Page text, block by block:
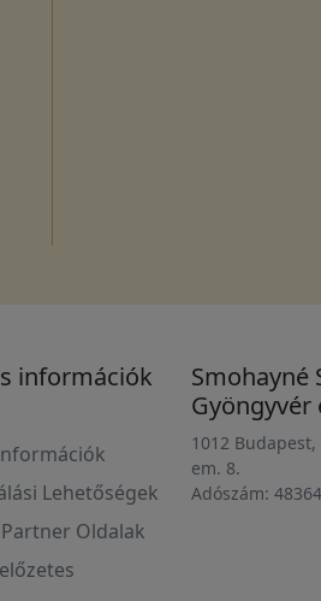
információk
Lehetőségek
Oldalak
Smohayné
Gyöngyvér
1012
em. 8.
Adószám: